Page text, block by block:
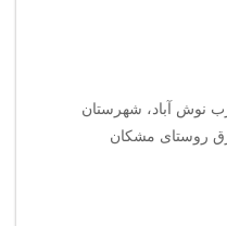
غرب نوش آباد، شهرستان